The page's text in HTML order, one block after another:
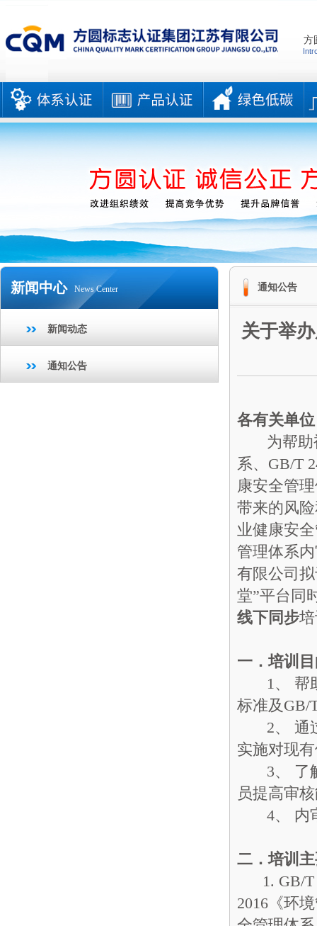
方
新闻中心 News Center
新闻动态
通知公告
通知公告
关于举
各有关单位
为帮助被
系、GB/T
康安全管
带来的风
业健康安
管理体系
有限公司
堂”平台同
线下同步
一．培训目
1、 帮助
标准及GB/
2、 通过
实施对现
3、 了解
员提高审
4、 内审
二．培训
1. GB/T
2016《环